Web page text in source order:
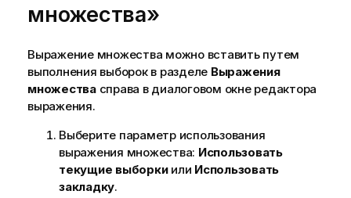
множества»
Выражение множества можно вставить путем
выполнения выборок в разделе Выражения
множествасправа в диалоговом окне редактора
выражения.
Выберите параметр использования
выражения множества: Использовать
текущие выборкиили Использовать
закладку.